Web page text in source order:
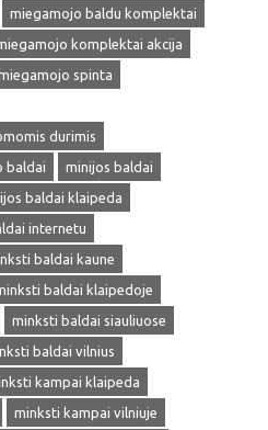
miegamojo baldu komplektai
komplektai akcija
spinta
durimis
baldai
minijos baldai
baldai klaipeda
internetu
baldai kaune
baldai klaipedoje
minksti baldai siauliuose
baldai vilnius
kampai klaipeda
minksti kampai vilniuje